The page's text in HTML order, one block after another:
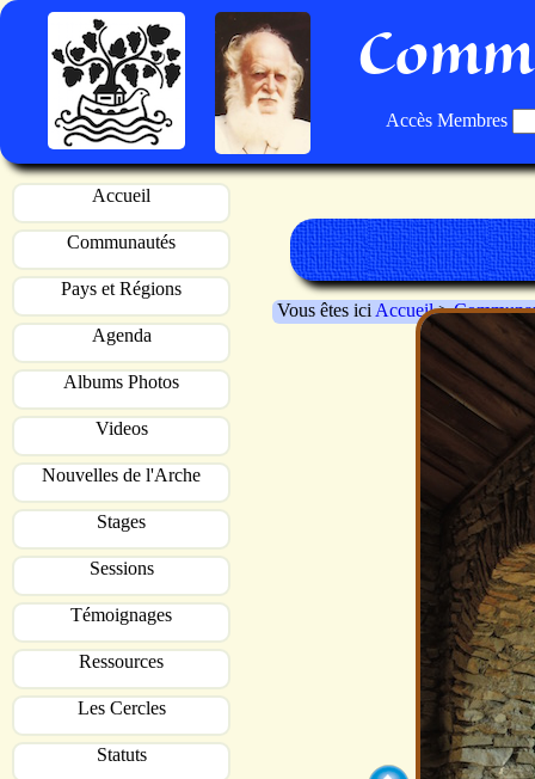
Accès Membres
Accueil
Communautés
Pays et Régions
Agenda
Albums Photos
Videos
Nouvelles de l'Arche
Stages
Sessions
Témoignages
Ressources
Les Cercles
Statuts
Vous êtes ici Accueil>